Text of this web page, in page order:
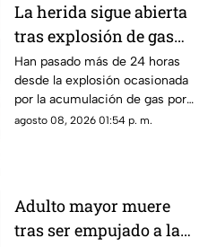
La herida sigue abierta
tras explosión de gas
LP en Cuernavaca
Han pasado más de 24 horas
desde la explosión ocasionada
por la acumulación de gas por
fuga.
agosto 08, 2026 01:54 p. m.
Adulto mayor muere
tras ser empujado a la